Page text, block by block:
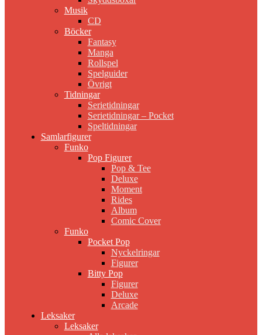
Musik
CD
Böcker
Fantasy
Manga
Rollspel
Spelguider
Övrigt
Tidningar
Serietidningar
Serietidningar – Pocket
Speltidningar
Samlarfigurer
Funko
Pop Figurer
Pop & Tee
Deluxe
Moment
Rides
Album
Comic Cover
Funko
Pocket Pop
Nyckelringar
Figurer
Bitty Pop
Figurer
Deluxe
Arcade
Leksaker
Leksaker